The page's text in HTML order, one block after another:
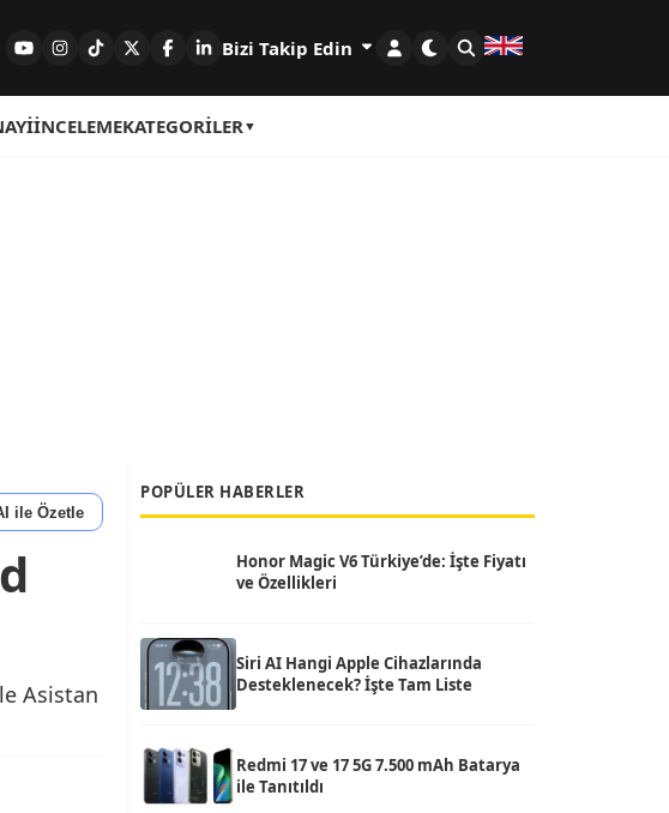
Bizi Takip Edin
İNCELEMEKATEGORILER
ile Özetle
Asistan
POPÜLER HABERLER
Honor Magic V6 Türkiye’de: İşte Fiyatı
ve Özellikleri
Siri AI Hangi Apple Cihazlarında
Desteklenecek? İşte Tam Liste
Redmi 17 ve 17 5G 7.500 mAh Batarya
ile Tanıtıldı